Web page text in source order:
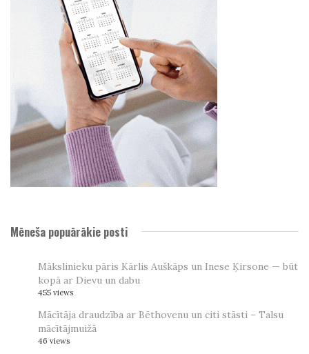
Mēneša popuārākie posti
Mākslinieku pāris Kārlis Auškāps un Inese Ķirsone — būt
kopā ar Dievu un dabu
455 views
Mācītāja draudzība ar Bēthovenu un citi stāsti – Talsu
mācītājmuižā
46 views